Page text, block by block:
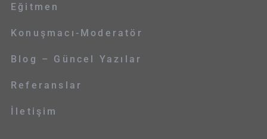
Eğitmen
Konuşmacı-Moderatör
Blog – Güncel Yazılar
Referanslar
İletişim